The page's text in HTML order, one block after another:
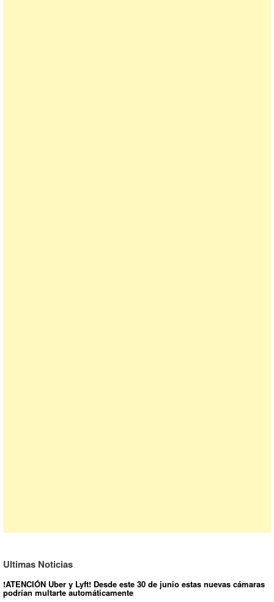
Ultimas Noticias
!ATENCIÓN Uber y Lyft! Desde este 30 de junio estas nuevas cámaras
podrían multarte automáticamente